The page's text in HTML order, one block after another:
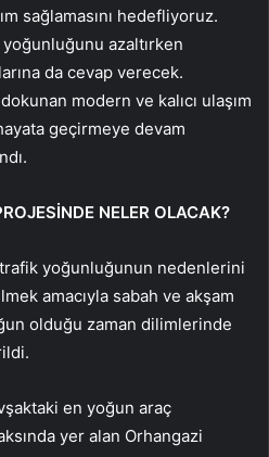
sağlamasını hedefliyoruz.
azaltırken
da cevap verecek.
modern ve kalıcı ulaşım
geçirmeye devam
NELER OLACAK?
trafik yoğunluğunun nedenlerini
amacıyla sabah ve akşam
olduğu zaman dilimlerinde
en yoğun araç
yer alan Orhangazi